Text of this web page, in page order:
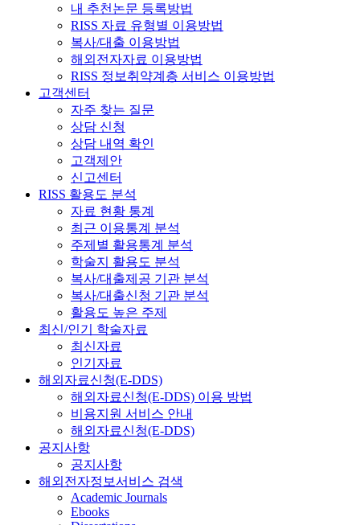
내 추천논문 등록방법
RISS 자료 유형별 이용방법
복사/대출 이용방법
해외전자자료 이용방법
RISS 정보취약계층 서비스 이용방법
고객센터
자주 찾는 질문
상담 신청
상담 내역 확인
고객제안
신고센터
RISS 활용도 분석
자료 현황 통계
최근 이용통계 분석
주제별 활용통계 분석
학술지 활용도 분석
복사/대출제공 기관 분석
복사/대출신청 기관 분석
활용도 높은 주제
최신/인기 학술자료
최신자료
인기자료
해외자료신청(E-DDS)
해외자료신청(E-DDS) 이용 방법
비용지원 서비스 안내
해외자료신청(E-DDS)
공지사항
공지사항
해외전자정보서비스 검색
Academic Journals
Ebooks